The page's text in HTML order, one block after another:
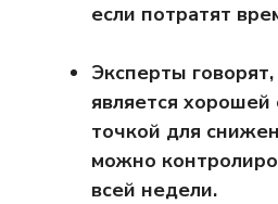
если потратят
Эксперты
является хорошей
точкой для
можно
всей недели.